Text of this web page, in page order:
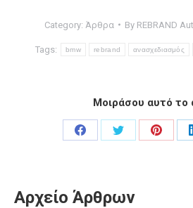
Category: Άρθρα By REBRAND
Tags: bmw rebrand ανασχεδιασμός
Μοιράσου αυτό το
Share
Share
Share
Αρχείο Άρθρων